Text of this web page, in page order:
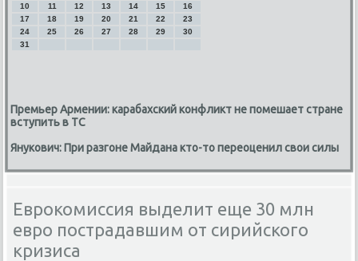
10
11 12 13 14 15
16
17
18 19 20 21 22
23
24
25 26 27 28 29
30
31
Премьер Армении: карабахский конфликт не помешает стране
вступить в ТС
Янукович: При разгоне Майдана кто-то переоценил свои силы
Еврокомиссия выделит еще 30 млн
евро пострадавшим от сирийского
кризиса